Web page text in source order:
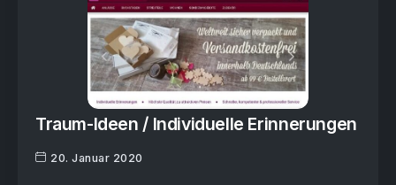
Traum-Ideen / Individuelle Erinnerungen
20. Januar 2020